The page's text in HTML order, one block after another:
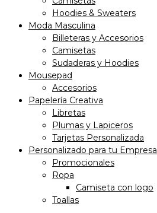
Hoodies & Sweaters
Moda Masculina
Billeteras y Accesorios
Camisetas
Sudaderas y Hoodies
Mousepad
Accesorios
Papelería Creativa
Libretas
Plumas y Lapiceros
Tarjetas Personalizada
Personalizado para tu Empresa
Promocionales
Ropa
Camiseta con logo
Toallas